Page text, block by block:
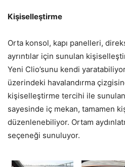
Kişiselleştirme
Orta konsol, kapı panelleri,
ayrıntılar için sunulan
Yeni Clio’sunu kendi
üzerindeki havalandırma
kişiselleştirme tercihi ile
sayesinde iç mekan, tamamen
düzenlenebiliyor. Ortam
seçeneği sunuluyor.